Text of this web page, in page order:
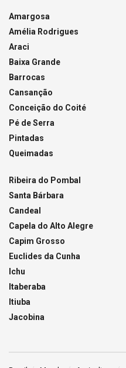
Amargosa
Amélia Rodrigues
Araci
Baixa Grande
Barrocas
Cansanção
Conceição do Coité
Pé de Serra
Pintadas
Queimadas
Ribeira do Pombal
Santa Bárbara
Candeal
Capela do Alto Alegre
Capim Grosso
Euclides da Cunha
Ichu
Itaberaba
Itiuba
Jacobina